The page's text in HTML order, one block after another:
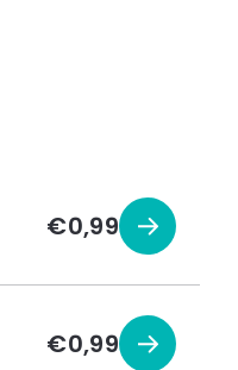
€0,99
Zobraziť
€0,99
Zobraziť